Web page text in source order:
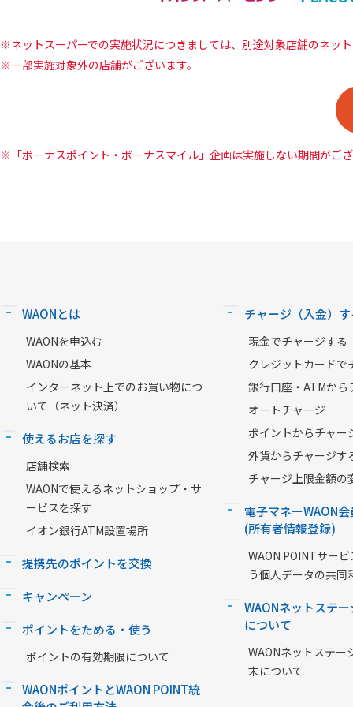
ネットスーパーでの実施状況につきましては、別途対象店舗のネッ
一部実施対象外の店舗がございます。
「ボーナスポイント・ボーナスマイル」企画は実施しない期間がご
WAONとは
WAONを申込む
WAONの基本
インターネット上でのお買い物につ
いて（ネット決済）
使えるお店を探す
店舗検索
WAONで使えるネットショップ・サ
ービスを探す
イオン銀行ATM設置場所
提携先のポイントを交換
キャンペーン
ポイントをためる・使う
ポイントの有効期限について
WAONポイントとWAON POINT統
チャージ（入金）
現金でチャージする
クレジットカードで
銀行口座・ATMから
オートチャージ
ポイントからチャー
外貨からチャージす
チャージ上限金額の
電子マネーWAON会
(所有者情報登録)
WAON POINTサー
う個人データの共同
WAONネットステ
について
WAONネットステー
末について